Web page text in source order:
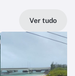
Ver tudo